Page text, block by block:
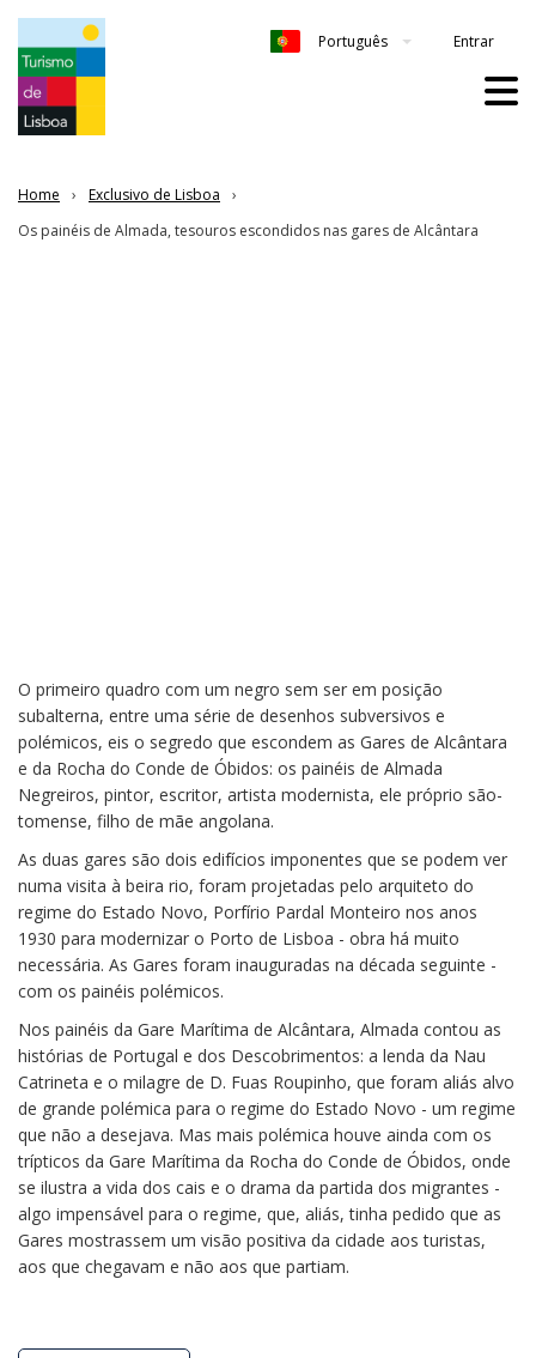
Português Entrar
Home
Exclusivo de Lisboa
Os painéis de Almada, tesouros escondidos nas gares de Alcântara
Os painéis de Almada, tesouros
escondidos nas gares de
Alcântara
O primeiro quadro com um negro sem ser em posição
subalterna, entre uma série de desenhos subversivos e
polémicos, eis o segredo que escondem as Gares de Alcântara
e da Rocha do Conde de Óbidos: os painéis de Almada
Negreiros, pintor, escritor, artista modernista, ele próprio são-
tomense, filho de mãe angolana.
As duas gares são dois edifícios imponentes que se podem ver
numa visita à beira rio, foram projetadas pelo arquiteto do
regime do Estado Novo, Porfírio Pardal Monteiro nos anos
1930 para modernizar o Porto de Lisboa - obra há muito
necessária. As Gares foram inauguradas na década seguinte -
com os painéis polémicos.
Nos painéis da Gare Marítima de Alcântara, Almada contou as
histórias de Portugal e dos Descobrimentos: a lenda da Nau
Catrineta e o milagre de D. Fuas Roupinho, que foram aliás alvo
de grande polémica para o regime do Estado Novo - um regime
que não a desejava. Mas mais polémica houve ainda com os
trípticos da Gare Marítima da Rocha do Conde de Óbidos, onde
se ilustra a vida dos cais e o drama da partida dos migrantes -
algo impensável para o regime, que, aliás, tinha pedido que as
Gares mostrassem um visão positiva da cidade aos turistas,
aos que chegavam e não aos que partiam.